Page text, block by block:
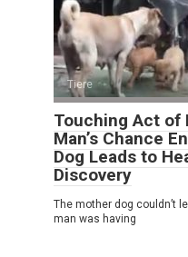
Tiere
Touching Act of
Man’s Chance
Dog Leads to
Discovery
The mother dog couldn’t
man was having